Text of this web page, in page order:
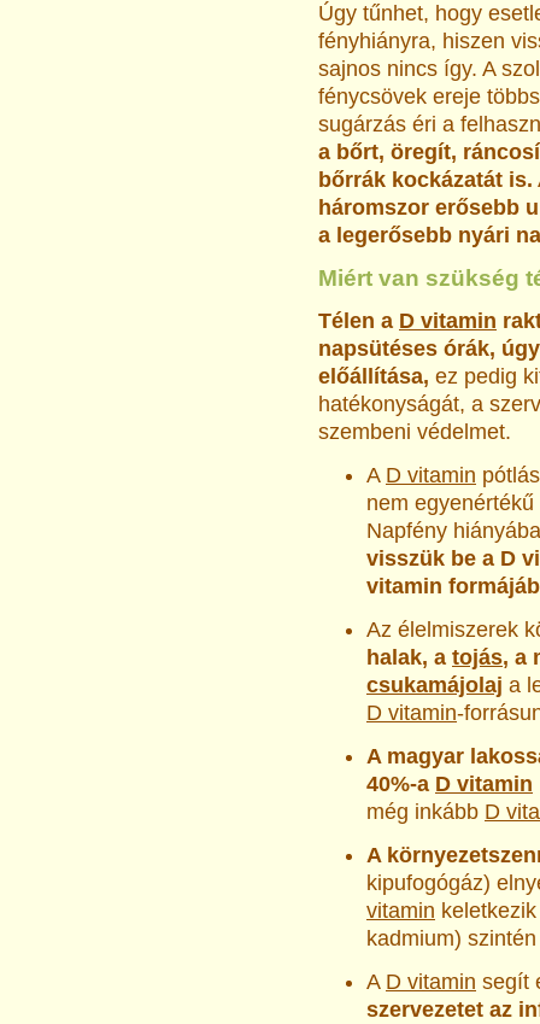
Úgy tűnhet, hogy
fényhiányra, hiszen
sajnos nincs így. A
fénycsövek ereje
sugárzás éri a
a bőrt, öregít,
bőrrák kockázatát is.
háromszor erősebb
a legerősebb nyári
Miért van szükség
Télen a D vitamin
napsütéses órák,
előállítása, ez pedig
hatékonyságát, a
szembeni védelmet.
A D vitamin
nem
Napfény
visszük be a D
vitamin
Az élelmiszerek
halak, a tojás, a
csukamájolaj a
D vitamin-
A magyar
40%-a D vitamin
még inkább D
A
kipufogógáz)
vitamin
kadmium)
A D vitamin segít
szervezetet az